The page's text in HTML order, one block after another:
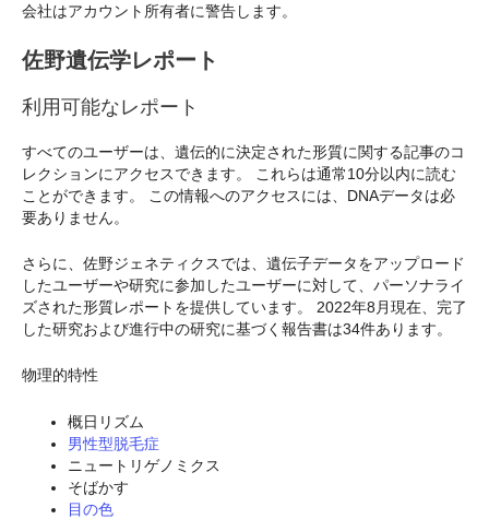
会社はアカウント所有者に警告します。
佐野遺伝学レポート
利用可能なレポート
すべてのユーザーは、遺伝的に決定された形質に関する記事のコ
レクションにアクセスできます。 これらは通常10分以内に読む
ことができます。 この情報へのアクセスには、DNAデータは必
要ありません。
さらに、佐野ジェネティクスでは、遺伝子データをアップロード
したユーザーや研究に参加したユーザーに対して、パーソナライ
ズされた形質レポートを提供しています。 2022年8月現在、完了
した研究および進行中の研究に基づく報告書は34件あります。
物理的特性
概日リズム
男性型脱毛症
ニュートリゲノミクス
そばかす
目の色